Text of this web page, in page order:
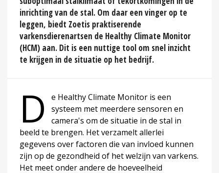
inrichting van de stal. Om daar een vinger op te
leggen, biedt Zoetis praktiserende
varkensdierenartsen de Healthy Climate Monitor
(HCM) aan. Dit is een nuttige tool om snel inzicht
te krijgen in de situatie op het bedrijf.
D
e Healthy Climate Monitor is een
systeem met meerdere sensoren en
camera's om de situatie in de stal in
beeld te brengen. Het verzamelt allerlei
gegevens over factoren die van invloed kunnen
zijn op de gezondheid of het welzijn van varkens.
Het meet onder andere de hoeveelheid